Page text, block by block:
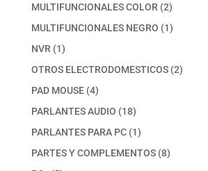
MULTIFUNCIONALES COLOR 22
productos
MULTIFUNCIONALES NEGRO 11
NVR 11
producto
OTROS ELECTRODOMESTICOS 22
PAD MOUSE 44
productos
PARLANTES AUDIO 1818
productos
PARLANTES PARA PC 11
producto
PARTES Y COMPLEMENTOS 88